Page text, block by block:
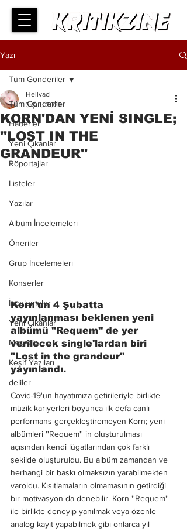
Yazı
Tüm Gönderiler
Haberler
Yeni Çıkanlar
Röportajlar
Listeler
Yazılar
Albüm İncelemeleri
Öneriler
Grup İncelemeleri
Konserler
İncelemeler
Yeni Çıkanlar
Magazin
Keşif Yazıları
deliler
Tüm Gönderiler
KORN'DAN YENİ SINGLE;
''LOST IN THE
GRANDEUR''
Hellvaci
3 Şub 2022
Korn'un 4 Şubatta
yayınlanması beklenen yeni
albümü ''Requem'' de yer
verilecek single'lardan biri
''Lost in the grandeur''
yayınlandı.
Covid-19'un hayatımıza getirileriyle birlikte
müzik kariyerleri boyunca ilk defa canlı
performans gerçekleştiremeyen Korn; yeni
albümleri ''Requem'' in oluşturulması
açısından kendi lügatlarından çok farklı
şekilde oluşturuldu. Bu albüm zamandan ve
herhangi bir baskı olmaksızın yarabilmekten
varoldu. Kısıtlamaların olmamasının getirdiği
bir motivasyon da denebilir. Korn ''Requem''
ile birlikte deneyip yanılmak veya özenle
analog kayıt yapabilmek gibi onlarca yıl